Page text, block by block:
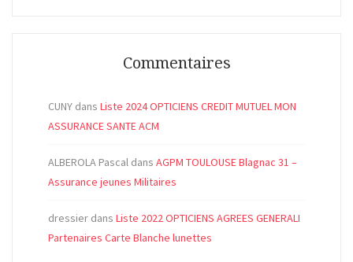
Commentaires
CUNY dans Liste 2024 OPTICIENS CREDIT MUTUEL MON
ASSURANCE SANTE ACM
ALBEROLA Pascal dans AGPM TOULOUSE Blagnac 31 –
Assurance jeunes Militaires
dressier dans Liste 2022 OPTICIENS AGREES GENERALI
Partenaires Carte Blanche lunettes